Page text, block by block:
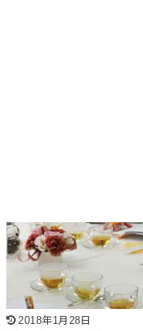
2018年1月28日